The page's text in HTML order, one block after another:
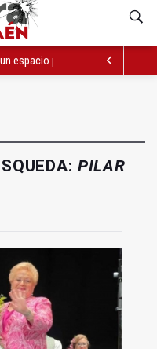
espacio para consultas de
PILAR